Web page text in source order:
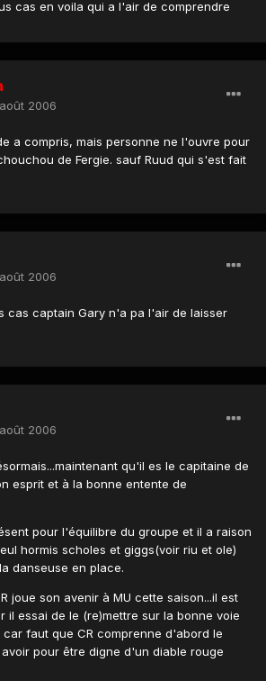
cas en voila qui a l'air de comprendre
2006
a compris, mais personne ne l'ouvre pour
de Fergie. sauf Ruud qui s'est fait
2006
cas captain Gary n'a pa l'air de laisser
2006
qu'il es le capitaine de
esprit et à la bonne entente de
pour l'équilibre du groupe et il a raison
hormis scholes et giggs(voir riu et ole)
danseuse en place.
joue son avenir à MU cette saison...il est
il essai de le (re)mettre sur la bonne voie
faut que CR comprenne d'abord le
pour être digne d'un diable rouge